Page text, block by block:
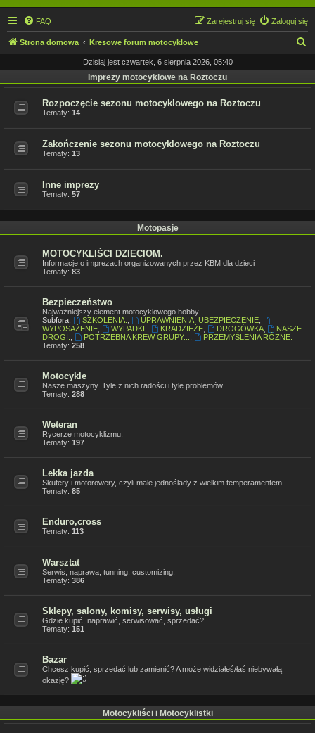
FAQ Zaloguj się
Zarejestruj się
Strona domowa Kresowe forum motocyklowe
Dzisiaj jest czwartek, 6 sierpnia 2026, 05:40
Imprezy motocyklowe na Roztoczu
Rozpoczęcie sezonu motocyklowego na Roztoczu
Tematy: 14
Zakończenie sezonu motocyklowego na Roztoczu
Tematy: 13
Inne imprezy
Tematy: 57
Motopasje
MOTOCYKLIŚCI DZIECIOM.
Informacje o imprezach organizowanych przez KBM dla dzieci
Tematy: 83
Bezpieczeństwo
Najważniejszy element motocyklowego hobby
Subfora:
SZKOLENIA. UPRAWNIENIA, UBEZPIECZENIE,
WYPOSAŻENIE
WYPADKI. KRADZIEŻE, DROGÓWKA,
NASZE
DROGI.
POTRZEBNA KREW GRUPY...
PRZEMYŚLENIA RÓŻNE.
Tematy: 258
Motocykle
Nasze maszyny. Tyle z nich radości i tyle problemów...
Tematy: 288
Weteran
Rycerze motocyklizmu.
Tematy: 197
Lekka jazda
Skutery i motorowery, czyli małe jednoślady z wielkim temperamentem.
Tematy: 85
Enduro,cross
Tematy: 113
Warsztat
Serwis, naprawa, tunning, customizing.
Tematy: 386
Sklepy, salony, komisy, serwisy, usługi
Gdzie kupić, naprawić, serwisować, sprzedać?
Tematy: 151
Bazar
Chcesz kupić, sprzedać lub zamienić? A może widziałeś/łaś niebywałą
okazję?
Motocykliści i Motocyklistki